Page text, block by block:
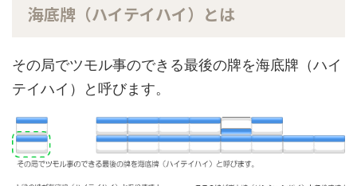
海底牌（ハイテイハイ）とは
その局でツモル事のできる最後の牌を海底牌（ハイ
テイハイ）と呼びます。